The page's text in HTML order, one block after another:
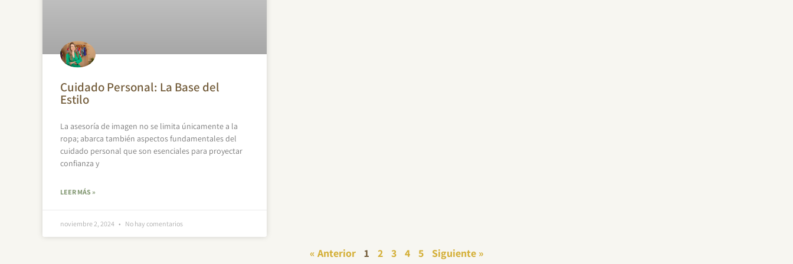
Cuidado Personal: La Base del
Estilo
La asesoría de imagen no se limita únicamente a la
ropa; abarca también aspectos fundamentales del
cuidado personal que son esenciales para proyectar
confianza y
LEER MÁS »
noviembre 2, 2024 No hay comentarios
« Anterior 1 2 3 4 5 Siguiente »